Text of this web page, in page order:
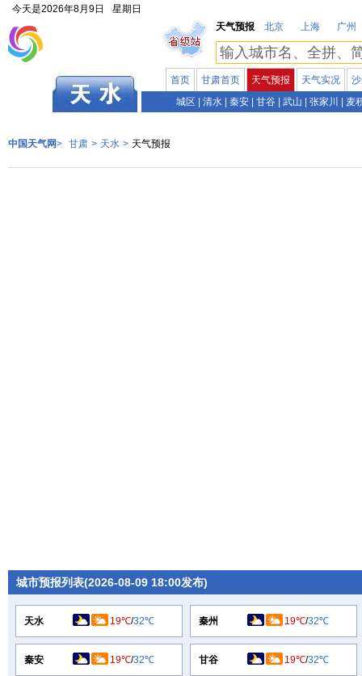
今天是2026年8月9日
星期日
天气预报
北京 上海 广州
首页 甘肃首页 天气预报 天气实况
城区
清水 秦安 甘谷 武山 张家川 麦
中国天气网> 甘肃 > 天水 > 天气预报
城市预报列表(2026-08-09 18:00发布)
天水 19℃/32℃ 秦州 19℃/32℃
秦安 19℃/32℃ 甘谷 19℃/32℃